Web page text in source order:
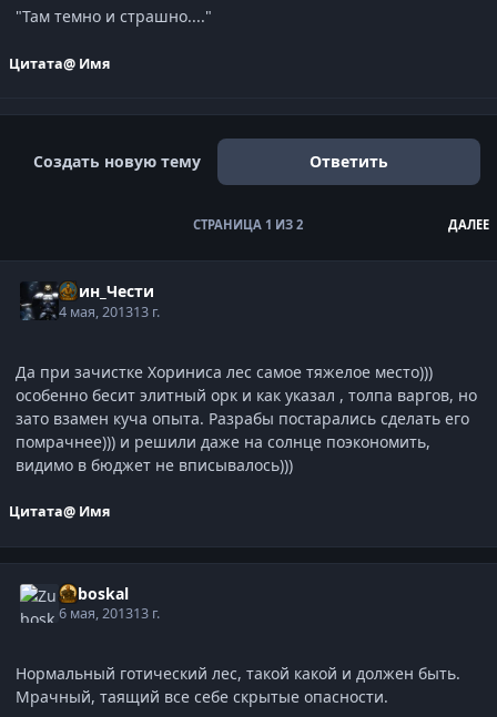
"Там темно и страшно...."
Цитата@ Имя
Создать новую тему Ответить
ДАЛЕЕ
СТРАНИЦА 1 ИЗ 2
Воин_Чести
4 мая, 201313 г.
Да при зачистке Хориниса лес самое тяжелое место)))
особенно бесит элитный орк и как указал , толпа варгов, но
зато взамен куча опыта. Разрабы постарались сделать его
помрачнее))) и решили даже на солнце поэкономить,
видимо в бюджет не вписывалось)))
Цитата@ Имя
Zuboskal
6 мая, 201313 г.
Нормальный готический лес, такой какой и должен быть.
Мрачный, таящий все себе скрытые опасности.